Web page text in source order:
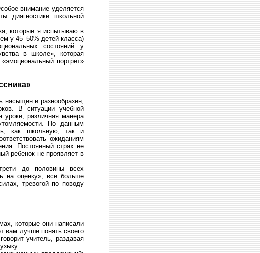
внимание уделяется
диагностики школьной
которые я испытываю в
у 45–50% детей класса)
состояний у
в школе», которая
портрет»
насыщен и разнообразен,
В ситуации учебной
уроке, различная манера
По данным
как школьную, так и
ожиданиям
Постоянный страх не
ребенок не проявляет в
до половины всех
на оценку», все больше
тревогой по поводу
которые они написали
вам лучше понять своего
учитель, раздавая